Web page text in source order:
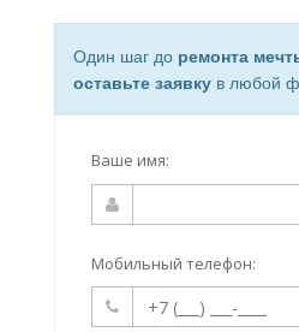
Один шаг до ремонта
оставьте заявку в любой
Ваше имя:
Мобильный телефон: